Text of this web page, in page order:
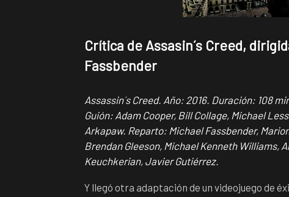
Crítica de Assasin´s Creed,
Fassbender
Assassin´s Creed. Año: 2016. Duración: 108
Guión: Adam Cooper, Bill Collage, Michael
Arkapaw. Reparto: Michael Fassbender,
Brendan Gleeson, Michael Kenneth Williams,
Keuchkerian, Javier Gutiérrez.
Y llegó otra adaptación de un videojuego de